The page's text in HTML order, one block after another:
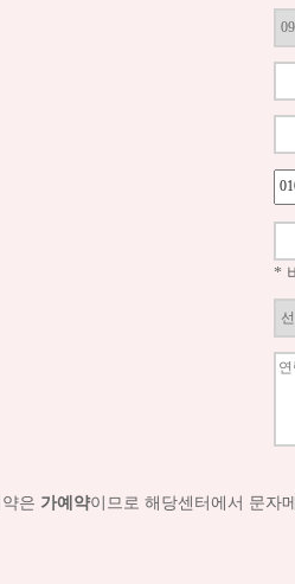
*
은 가예약이므로 해당센터에서 문자